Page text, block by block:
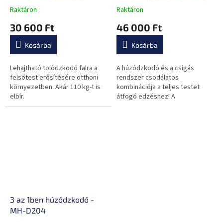
A
átlagos
értékelése
0,0
csillag.
Raktáron
30 600 Ft
Kosárba
Lehajtható tolódzkodó falra a
felsőtest erősítésére otthoni
környezetben. Akár 110 kg-t is
elbír.
RK180
A
átlagos
értékelése
3,0
csillag.
Raktáron
46 000 Ft
Kosárba
A húzódzkodó és a csigás
rendszer csodálatos
kombinációja a teljes testet
átfogó edzéshez! A
3 az 1ben húzódzkodó -
MH-D204